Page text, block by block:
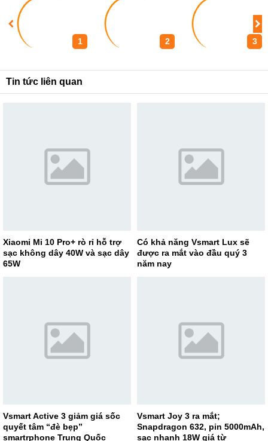
1 2 3
Tin tức liên quan
Xiaomi Mi 10 Pro+ rò rỉ hỗ trợ
sạc không dây 40W và sạc dây
65W
Có khả năng Vsmart Lux sẽ
được ra mắt vào đầu quý 3
năm nay
Vsmart Active 3 giảm giá sốc
quyết tâm “đè bẹp”
smartrphone Trung Quốc
Vsmart Joy 3 ra mắt;
Snapdragon 632, pin 5000mAh,
sạc nhanh 18W giá từ